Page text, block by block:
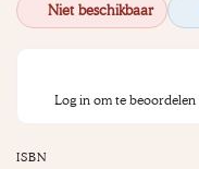
Niet beschikbaar
Log in om te beoordelen
ISBN